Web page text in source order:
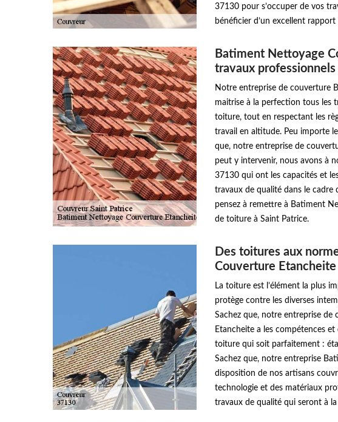
37130 pour s’occuper de vos
bénéficier d’un excellent
Batiment Nettoyage
travaux
Notre entreprise de couverture
maitrise à la perfection tous les
toiture, tout en respectant les
travail en altitude. Peu importe
que, notre entreprise de
peut y intervenir, nous avons à
37130 qui ont les capacités et
travaux de qualité dans le
pensez à remettre à Batiment
de toiture à Saint Patrice.
Des toitures aux
Couverture Etancheite
La toiture est l’élément la plus
protège contre les diverses
Sachez que, notre entreprise
Etancheite a les compétences
toiture qui soit parfaitement :
Sachez que, notre entreprise
disposition de nos artisans
technologie et des matériaux
travaux de qualité qui seront à